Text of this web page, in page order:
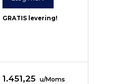
GRATIS levering!
1.451,25 u/Moms